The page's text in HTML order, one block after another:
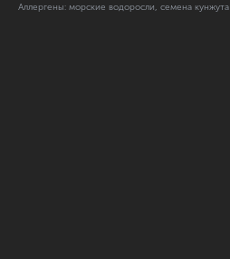
Аллергены: морские водоросли, семена кунжута